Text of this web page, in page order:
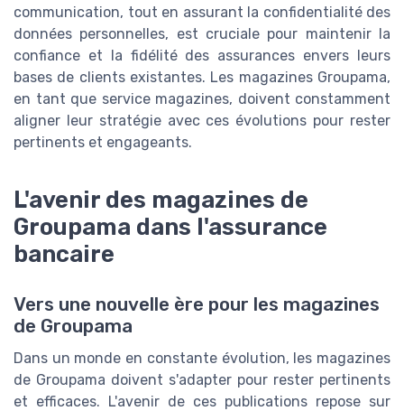
communication, tout en assurant la confidentialité des
données personnelles, est cruciale pour maintenir la
confiance et la fidélité des assurances envers leurs
bases de clients existantes. Les magazines Groupama,
en tant que service magazines, doivent constamment
aligner leur stratégie avec ces évolutions pour rester
pertinents et engageants.
L'avenir des magazines de
Groupama dans l'assurance
bancaire
Vers une nouvelle ère pour les magazines
de Groupama
Dans un monde en constante évolution, les magazines
de Groupama doivent s'adapter pour rester pertinents
et efficaces. L'avenir de ces publications repose sur